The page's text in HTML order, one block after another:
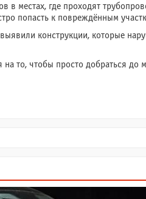
в местах, где проходят
попасть к повреждённым
конструкции, которые
то, чтобы просто добраться